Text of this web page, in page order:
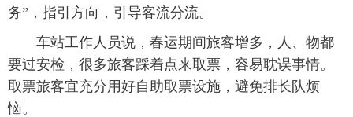
新华电视中文 新华电视英文 返回PC
务”，指引方向，引导客流分流。
车站工作人员说，春运期间旅客增多，人、物都
要过安检，很多旅客踩着点来取票，容易耽误事情。
取票旅客宜充分用好自助取票设施，避免排长队烦
恼。